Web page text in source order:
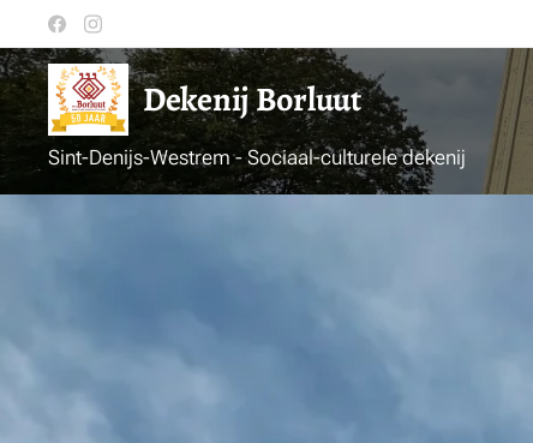
DekenijBorluut
Sint-Denijs-Westrem - Sociaal-culturele dekenij